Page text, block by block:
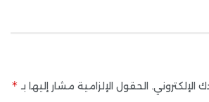
الإلكتروني. الحقول الإلزامية مشار إليها بـ *